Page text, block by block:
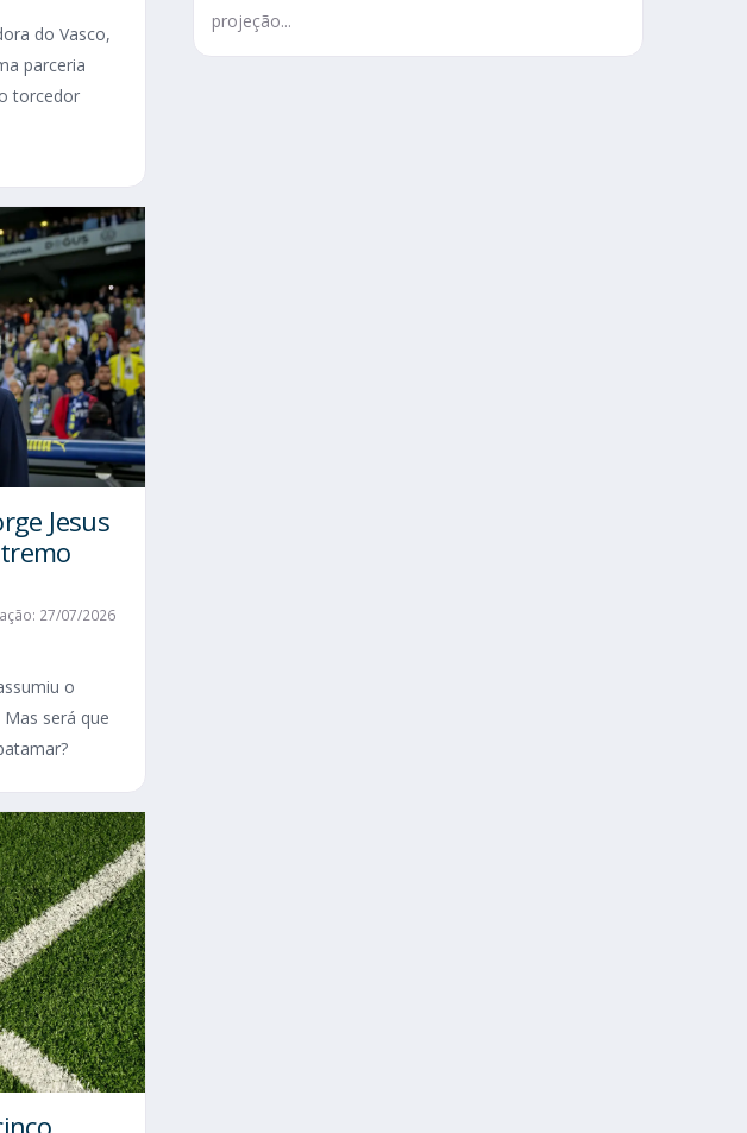
do Vasco,
parceria
torcedor
Jesus
27/07/2026
o
será que
projeção...